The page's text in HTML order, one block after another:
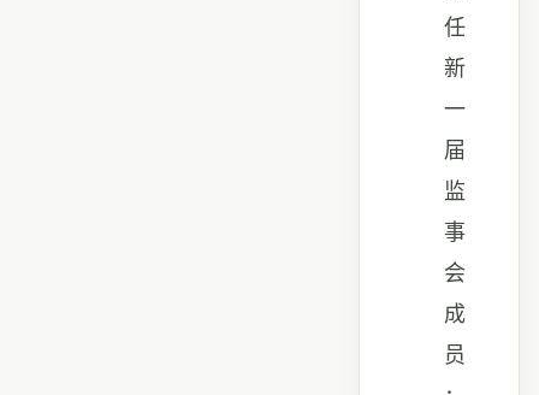
任
新
一
届
监
事
会
成
员